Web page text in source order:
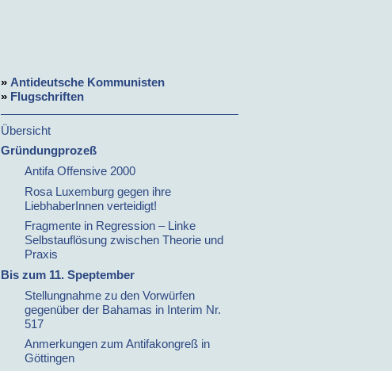
» Antideutsche Kommunisten
» Flugschriften
Übersicht
Gründungprozeß
Antifa Offensive 2000
Rosa Luxemburg gegen ihre
LiebhaberInnen verteidigt!
Fragmente in Regression – Linke
Selbstauflösung zwischen Theorie und
Praxis
Bis zum 11. Speptember
Stellungnahme zu den Vorwürfen
gegenüber der Bahamas in Interim Nr.
517
Anmerkungen zum Antifakongreß in
Göttingen